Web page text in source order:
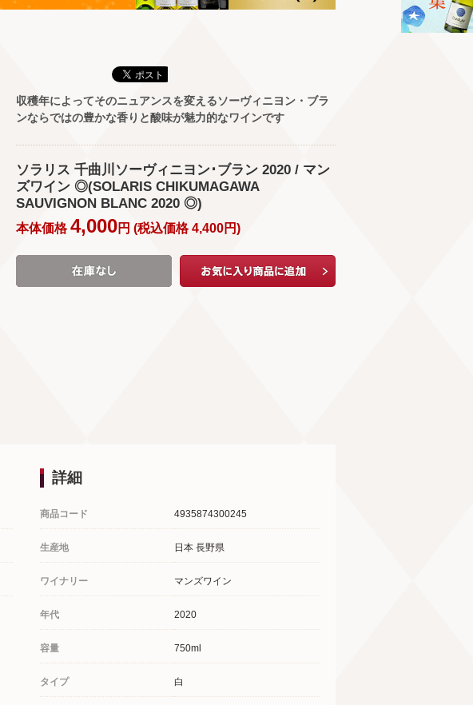
収穫年によってそのニュアンスを変えるソーヴィニヨン・ブラ
ンならではの豊かな香りと酸味が魅力的なワインです
ソラリス 千曲川ソーヴィニヨン･ブラン 2020 / マン
ズワイン ◎(SOLARIS CHIKUMAGAWA
SAUVIGNON BLANC 2020 ◎)
本体価格4,000円 (税込価格4,400円)
詳細
商品コード 4935874300245
生産地 日本 長野県
ワイナリー マンズワイン
年代 2020
容量 750ml
タイプ 白